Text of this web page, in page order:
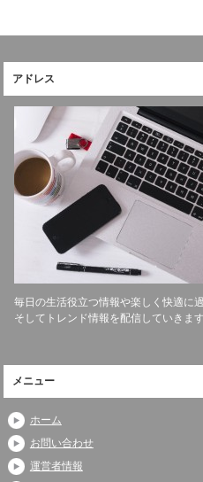
アドレス
毎日の生活役立つ情報や楽しく快適に
そしてトレンド情報を配信していきます
メニュー
ホーム
お問い合わせ
運営者情報